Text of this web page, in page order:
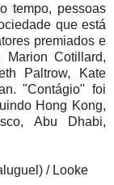
tempo, pessoas
que está
premiados e
Marion Cotillard,
Paltrow, Kate
"Contágio" foi
Hong Kong,
Abu Dhabi,
/ Looke